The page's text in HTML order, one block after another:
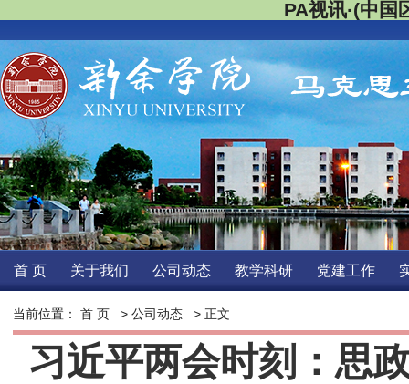
PA视讯·(中
首页 关于我们 公司动态 教学科研 党建工作
当前位置： 首页 > 公司动态 >正文
习近平两会时刻：思